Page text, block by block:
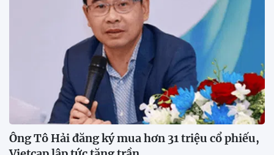
Ông Tô Hải đăng ký mua hơn 31 triệu cổ phiếu,